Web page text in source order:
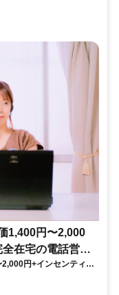
1,400円〜2,000
在宅の電話営業
円+インセンティブ
電話営業で家庭と仕事の